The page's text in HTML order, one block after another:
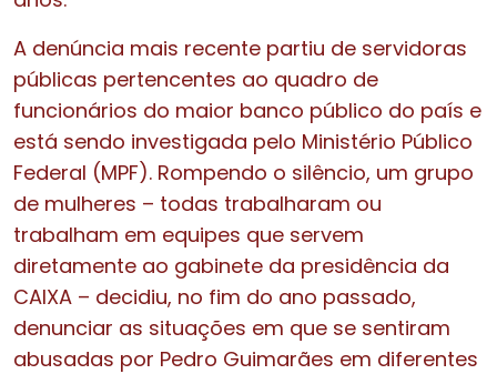
A denúncia mais recente partiu de servidoras
públicas pertencentes ao quadro de
funcionários do maior banco público do país e
está sendo investigada pelo Ministério Público
Federal (MPF). Rompendo o silêncio, um grupo
de mulheres – todas trabalharam ou
trabalham em equipes que servem
diretamente ao gabinete da presidência da
CAIXA – decidiu, no fim do ano passado,
denunciar as situações em que se sentiram
abusadas por Pedro Guimarães em diferentes